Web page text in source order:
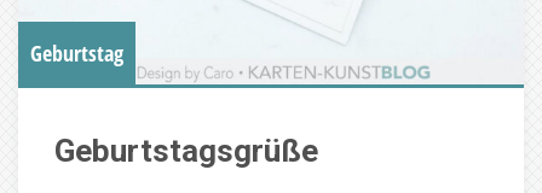
Geburtstag
Geburtstagsgrüße